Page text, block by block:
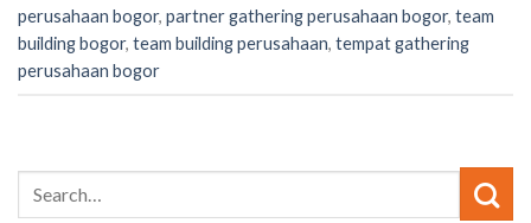
perusahaan bogor, partner gathering perusahaan bogor, team
building bogor, team building perusahaan tempat gathering
perusahaan bogor